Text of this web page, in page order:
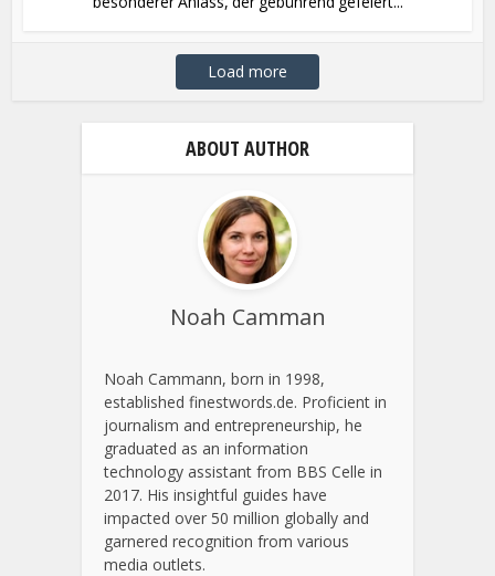
Load more
ABOUT AUTHOR
Noah Camman
Noah Cammann, born in 1998,
established finestwords.de. Proficient in
journalism and entrepreneurship, he
graduated as an information
technology assistant from BBS Celle in
2017. His insightful guides have
impacted over 50 million globally and
garnered recognition from various
media outlets.